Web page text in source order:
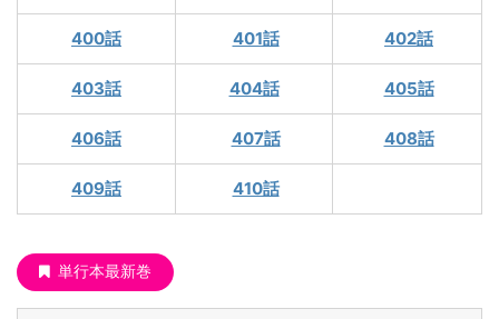
400話 401話 402話
403話 404話 405話
406話 407話 408話
409話 410話
単行本最新巻